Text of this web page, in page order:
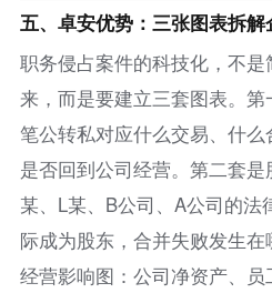
五、卓安优势：三张图表拆
职务侵占案件的科技化，不
来，而是要建立三套图表。
笔公转私对应什么交易、什
是否回到公司经营。第二套
某、L某、B公司、A公司的法
际成为股东，合并失败发生
经营影响图：公司净资产、